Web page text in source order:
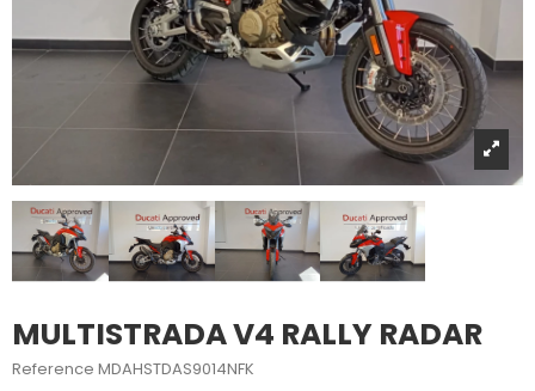
MULTISTRADA V4 RALLY RADAR
Reference MDAHSTDAS9014NFK